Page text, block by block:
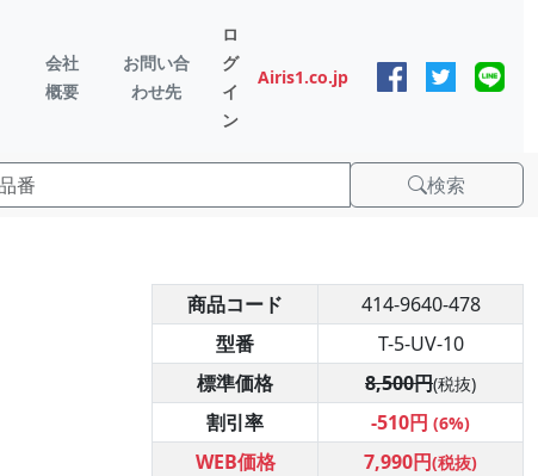
会社
概要
お問い合
わせ先
ロ
グ
イ
ン
Airis1.co.jp
検索
商品コード
414-9640-478
型番
T-5-UV-10
標準価格
8,500円(税抜)
割引率 -510円 (6%)
WEB価格 7,990円(税抜)